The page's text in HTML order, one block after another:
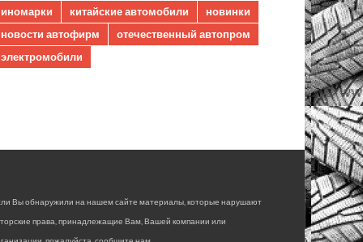
иномарки
китайские автомобили
новинки
новости автофирм
отечественный автопром
электромобили
Вы обнаружили на нашем сайте материалы, которые нарушают
права, принадлежащие Вам, Вашей компании или